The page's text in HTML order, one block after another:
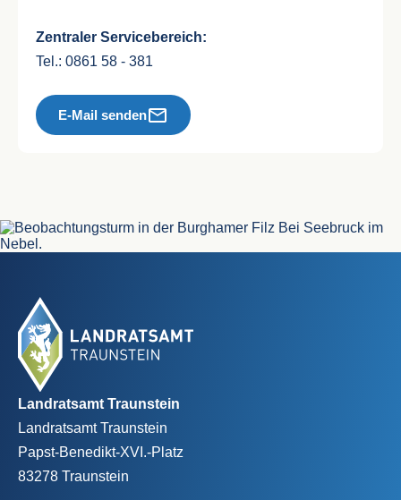
Zentraler Servicebereich:
Tel.: 0861 58 - 381
E-Mail senden
©
Fußbereich
Landratsamt Traunstein
Landratsamt Traunstein
Papst-Benedikt-XVI.-Platz
83278 Traunstein